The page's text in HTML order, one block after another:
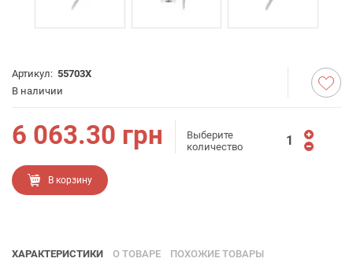
Артикул: 55703X
В наличии
6 063.30 грн
Выберите
количество
В корзину
ХАРАКТЕРИСТИКИ О ТОВАРЕ ПОХОЖИЕ ТОВАРЫ